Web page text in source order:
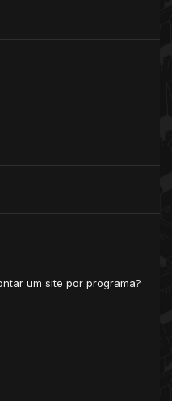
um site por programa?